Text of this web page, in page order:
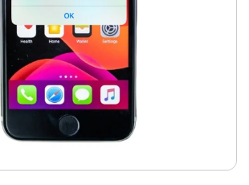
pin
Pin Samsumg
Realme
vỏ
Vỏ Samsung Vỏ Xiaomi